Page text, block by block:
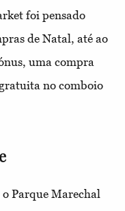
foi pensado
de Natal, até ao
uma compra
no comboio
Parque Marechal